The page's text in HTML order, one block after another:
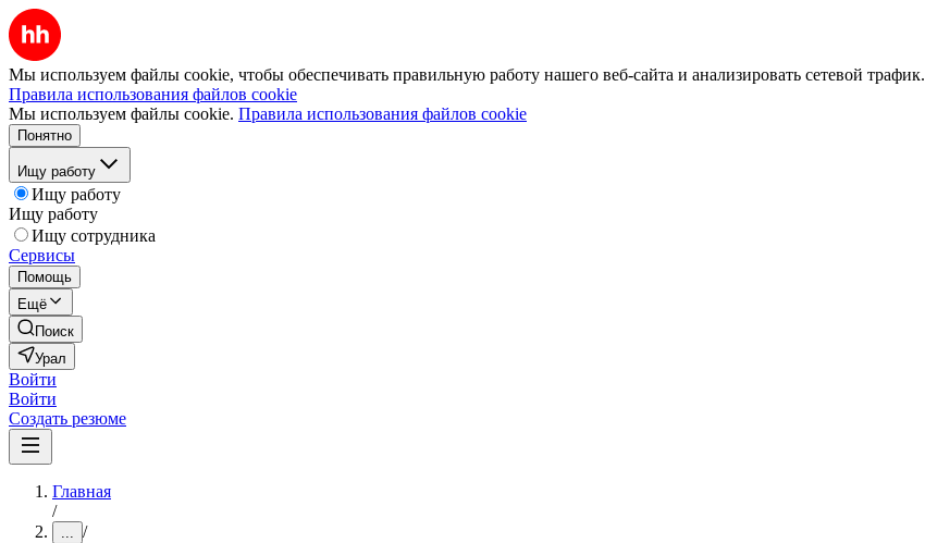
Мы используем файлы cookie, чтобы обеспечивать правильную работу нашего веб-сайта и анализировать сетевой трафик.
Правила использования файлов cookie
Мы используем файлы cookie. Правила использования файлов cookie
Понятно
Ищу работу
Ищу работу
Ищу работу
Ищу сотрудника
Сервисы
Помощь
Ещё
Поиск
Урал
Войти
Войти
Создать резюме
Главная
/
... /